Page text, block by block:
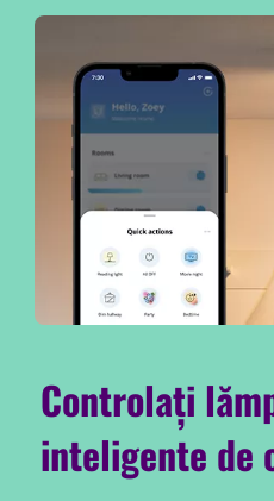
Controlați
inteligente de